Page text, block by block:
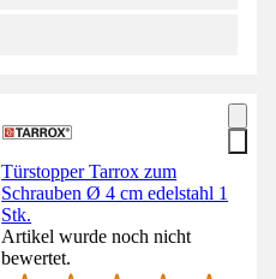
Türstopper Tarrox zum
Schrauben Ø 4 cm edelstahl 1
Stk.
Artikel wurde noch nicht
bewertet.